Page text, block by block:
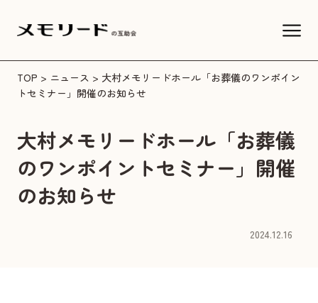
TOP > ニュース > 大村メモリードホール「お葬儀のワンポイン
トセミナー」開催のお知らせ
大村メモリードホール「お葬儀
のワンポイントセミナー」開催
のお知らせ
2024.12.16